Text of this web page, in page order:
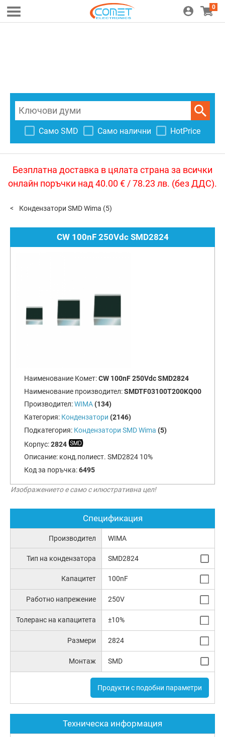
0
Само SMD Само налични HotPrice
Безплатна доставка в цялата страна за всички
онлайн поръчки над 40.00 € / 78.23 лв. (без ДДС).
Кондензатори SMD Wima (5)
CW 100nF 250Vdc SMD2824
Наименование Комет:CW 100nF 250Vdc SMD2824
Наименование производител:SMDTF03100T200KQ00
Производител:WIMA (134)
Категория: Кондензатори (2146)
Подкатегория: Кондензатори SMD Wima (5)
Корпус:2824
Описание: конд.полиест. SMD2824 10%
Код за поръчка:6495
Изображението е само с илюстративна цел!
Спецификация
Производител WIMA
Тип на кондензатора SMD2824
Капацитет 100nF
Работно напрежение 250V
Толеранс на капацитета ±10%
Размери 2824
Монтаж SMD
Продукти с подобни параметри
Техническа информация